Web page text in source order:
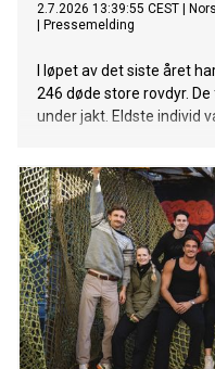
2.7.2026 13:39:55 CEST
Pressemelding
I løpet av det siste året
246 døde store rovdyr.
under jakt. Eldste individ